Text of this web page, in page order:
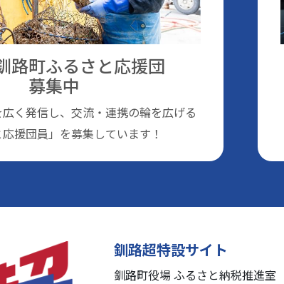
路町ふるさと応援団
募集中
く発信し、交流・連携の輪を広げる
応援団員」を募集しています！
釧路超特設サイト
釧路町役場 ふるさと納税推進室